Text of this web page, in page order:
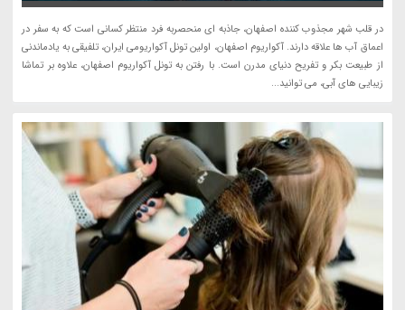
در قلب شهر مجذوب کننده اصفهان، جاذبه ای منحصربه فرد منتظر کسانی است که به سفر در
اعماق آب ها علاقه دارند. آکواریوم اصفهان، اولین تونل آکواریومی ایران، تلفیقی به یادماندنی
از طبیعت بکر و تفریح دنیای مدرن است. با رفتن به تونل آکواریوم اصفهان، علاوه بر تماشا
زیبایی های آبی، می توانید...